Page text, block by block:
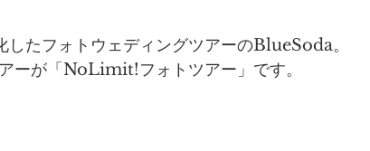
たフォトウェディングツアーのBlueSoda。
ーが「NoLimit!フォトツアー」です。